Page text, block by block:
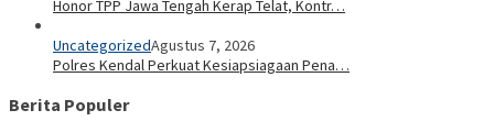
Honor TPP Jawa Tengah Kerap Telat, Kontr…
UncategorizedAgustus 7, 2026
Polres Kendal Perkuat Kesiapsiagaan Pena…
Berita Populer